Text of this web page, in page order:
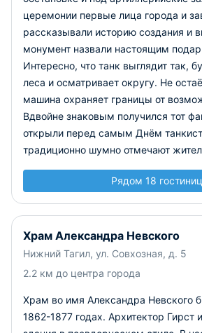
церемонии первые лица города и
рассказывали историю создания и
монумент назвали настоящим
Интересно, что танк выглядит так,
леса и осматривает округу. Не
машина охраняет границы от
Вдвойне знаковым получился тот
открыли перед самым Днём
традиционно шумно отмечают
Рядом 18 гостиниц
Храм Александра Невского
Нижний Тагил, ул. Совхозная, д. 5
2.2 км до центра города
Храм во имя Александра Невского
1862-1877 годах. Архитектор Гирст